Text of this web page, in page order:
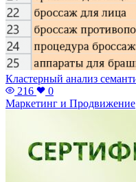
Кластерный анализ
216
0
Маркетинг и Продвижение